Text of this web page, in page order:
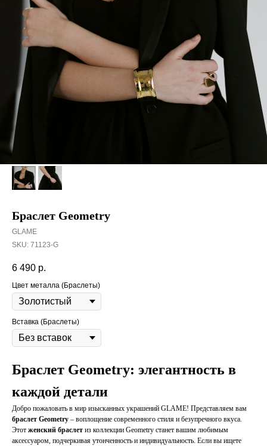
Браслет Geometry
GLAME
SKU: 71123-G
6 490 р.
Цвет металла (Браслеты)
Вставка (Браслеты)
Браслет Geometry: элегантность в
каждой детали
Добро пожаловать в мир изысканных украшений GLAME! Представляем вам
браслет Geometry – воплощение современного стиля и безупречного вкуса.
Этот женский браслет из коллекции Geometry станет вашим любимым
аксессуаром, подчеркивая утонченность и индивидуальность. Если вы ищете